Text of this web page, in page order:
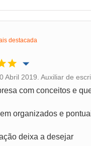
destacada
de promoção
de trabalho
esta empresa
Abril 2019. Auxiliar de
com conceitos e
organizados e
deixa a desejar